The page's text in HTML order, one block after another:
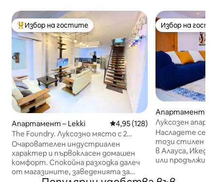
Най-популярен избор на гостите
Избор на гостите
Апартамент – Lekki Средна оценка: 4,95 от 5,
4,95 (128)
The Foundry. Луксозно място с 2
спални и басейн
Очарователен индустриален
характер и първокласен домашен
комфорт. Спокойна разходка далеч
от магазините, заведенията за
Избор на
Избор на
Апартамент –
Луксозен
Икеджа, близо
Насладете се
този стилен
в Алауса,
или
8 минути от